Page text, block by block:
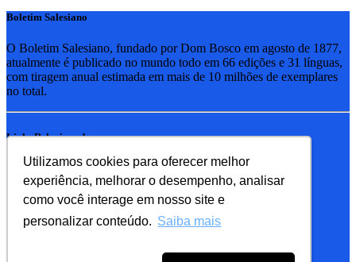
Utilizamos cookies para oferecer melhor
experiência, melhorar o desempenho, analisar
como você interage em nosso site e
personalizar conteúdo. Saiba mais
Boletim Salesiano
O Boletim Salesiano, fundado por Dom Bosco em agosto de 1877,
atualmente é publicado no mundo todo em 66 edições e 31 línguas,
com tiragem anual estimada em mais de 10 milhões de exemplares
no total.
Links Relacionados
RSB - Rede Salesiana Brasil
EDEBE - Editora
UPV - União pela Vida
Familia Salesiana
SDB - Salesianos de Dom Bosco